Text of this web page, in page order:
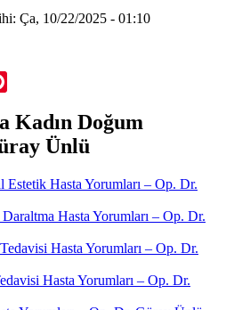
Ça, 10/22/2025 - 01:10
Kadın Doğum
Ünlü
Hasta Yorumları – Op. Dr.
Hasta Yorumları – Op. Dr.
Hasta Yorumları – Op. Dr.
Hasta Yorumları – Op. Dr.